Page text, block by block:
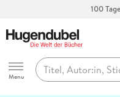
100
Hugendubel
Menu